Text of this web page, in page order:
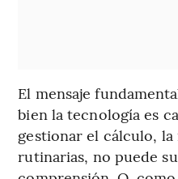
El mensaje
bien la tecnología es
gestionar el cálculo,
rutinarias, no puede